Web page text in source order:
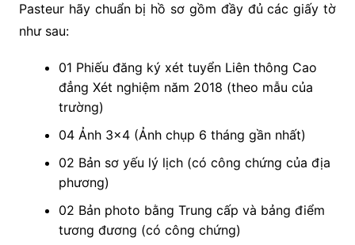
Pasteur hãy chuẩn bị hồ sơ gồm đầy đủ các giấy tờ
như sau:
01 Phiếu đăng ký xét tuyển Liên thông Cao
đẳng Xét nghiệm năm 2018 (theo mẫu của
trường)
04 Ảnh 3×4 (Ảnh chụp 6 tháng gần nhất)
02 Bản sơ yếu lý lịch (có công chứng của địa
phương)
02 Bản photo bằng Trung cấp và bảng điểm
tương đương (có công chứng)